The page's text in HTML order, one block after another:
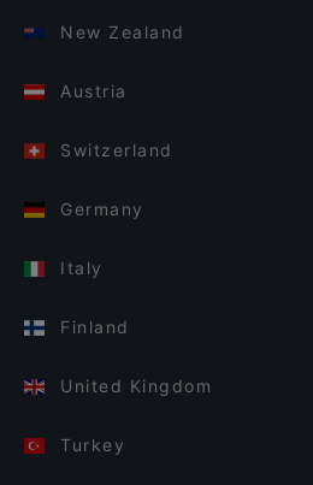
New Zealand
Austria
Switzerland
Germany
Italy
Finland
United Kingdom
Turkey